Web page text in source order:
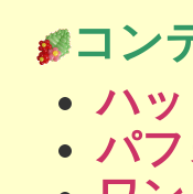
コン
ハ
パ